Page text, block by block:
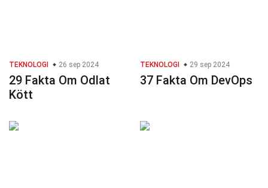
TEKNOLOGI 26 sep 2024
29 Fakta Om Odlat
Kött
TEKNOLOGI 29 sep 2024
37 Fakta Om DevOps